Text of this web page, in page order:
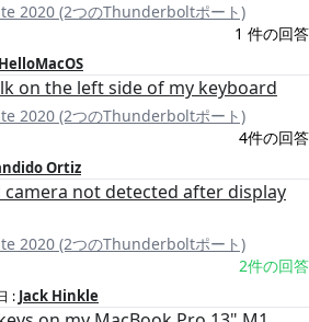
2020 (2つのThunderboltポート)
1 件の回答
HelloMacOS
on the left side of my keyboard
2020 (2つのThunderboltポート)
4件の回答
Ortiz
camera not detected after display
2020 (2つのThunderboltポート)
2件の回答
: Jack Hinkle